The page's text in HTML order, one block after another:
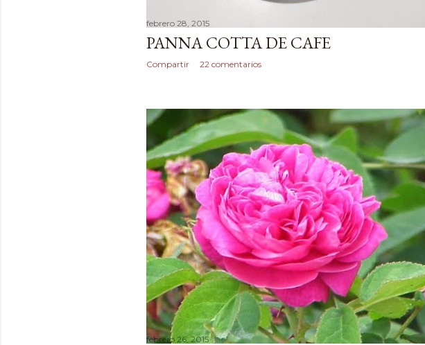
febrero 28, 2015
PANNA COTTA DE CAFE
Compartir 22 comentarios
febrero 26, 2015